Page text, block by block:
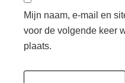
Mijn naam, e-mail en
voor de volgende keer
plaats.